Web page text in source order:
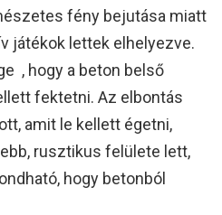
fény bejutása miatt
játékok lettek elhelyezve.
, hogy a beton belső
fektetni. Az elbontás
amit le kellett égetni,
rusztikus felülete lett,
hogy betonból